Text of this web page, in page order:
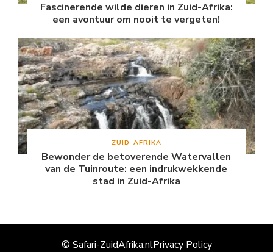
Fascinerende wilde dieren in Zuid-Afrika:
een avontuur om nooit te vergeten!
ZUID-AFRIKA
Bewonder de betoverende Watervallen
van de Tuinroute: een indrukwekkende
stad in Zuid-Afrika
© Safari-ZuidAfrika.nlPrivacy Policy